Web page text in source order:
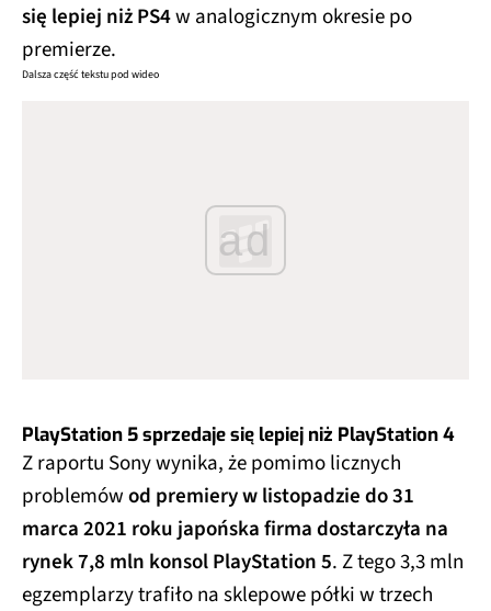
się lepiej niż PS4w analogicznym okresie po
premierze.
Dalsza część tekstu pod wideo
ad
PlayStation 5 sprzedaje się lepiej niż PlayStation 4
Z raportu Sony wynika, że pomimo licznych
problemówod premiery w listopadzie do 31
marca 2021 roku japońska firma dostarczyła na
rynek 7,8 mln konsol PlayStation 5. Z tego 3,3 mln
egzemplarzy trafiło na sklepowe półki w trzech